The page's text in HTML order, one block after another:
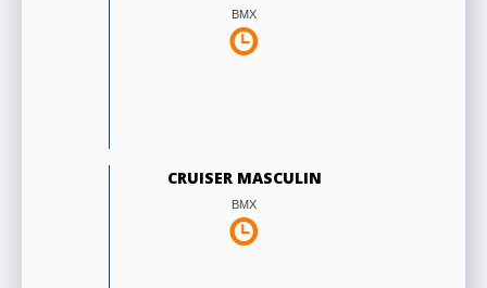
BMX
CRUISER MASCULIN
BMX